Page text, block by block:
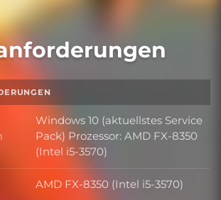
Betriebssystem
Windows 10 (aktuellstes Service
Pack) Prozessor: AMD FX-8350
(Intel i5-3570)
Prozessor
AMD FX-8350 (Intel i5-3570)